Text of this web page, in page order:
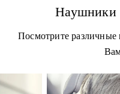
Наушники
Посмотрите